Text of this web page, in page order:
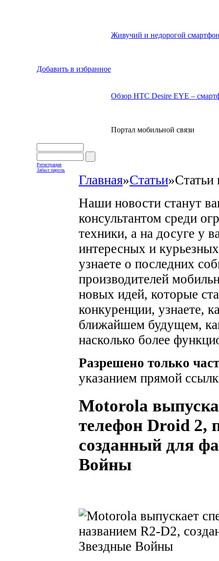
Добавить в избранное
Живучий и недорогой
Обзор HTC Desire EYE –
Портал мобильной связи
Регистрация
Забыл пароль
Главная»Статьи»Статьи
Наши новости станут
консультантом среди
техники, а на досуге у
интересных и
узнаете о последних
производителей
новых идей, которые
конкуренции, узнаете,
ближайшем будущем,
насколько более
Разрешено только
указанием прямой
Motorola
телефон Droid 2,
созданный для
Войны